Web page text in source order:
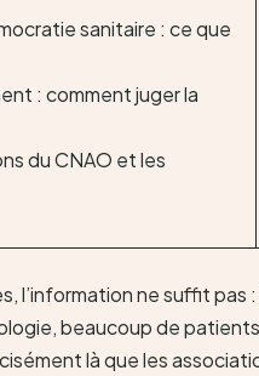
sanitaire : ce que
: comment juger la
du CNAO et les
l’information ne suffit pas
beaucoup de
là que les